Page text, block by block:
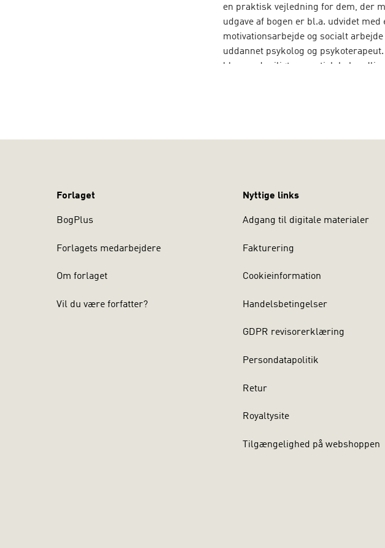
en praktisk vejledning for dem, der
udgave af bogen er bl.a. udvidet
motivationsarbejde og socialt
uddannet psykolog og
bl.a. med miljøterapeutisk
Forlaget
BogPlus
Forlagets medarbejdere
Om forlaget
Vil du være forfatter?
Nyttige links
Adgang til digitale materialer
Fakturering
Cookieinformation
Handelsbetingelser
GDPR revisorerklæring
Persondatapolitik
Retur
Royaltysite
Tilgængelighed på webshoppen